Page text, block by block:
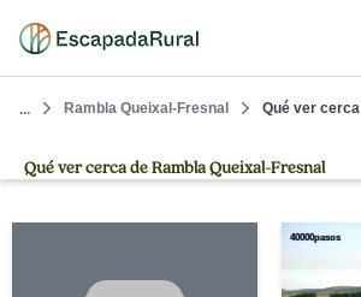
... Rambla Queixal-Fresnal Qué ver cerca
Qué ver cerca de Rambla Queixal-Fresnal
40000pasos